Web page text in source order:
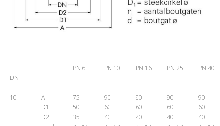
PN 6 PN 10 PN 16 PN 25
PN 40
DN
10 A 75 90 90 90
90
D1
50 60 60 60
60
D2
35 40 40 40
40